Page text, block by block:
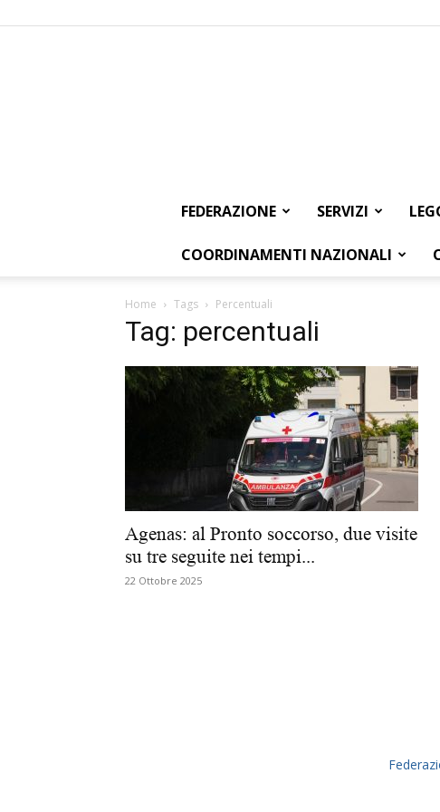
FEDERAZIONE SERVIZI
COORDINAMENTI NAZIONALI
Home Tags Percentuali
Tag: percentuali
Agenas: al Pronto soccorso, due visite
su tre seguite nei tempi...
22 Ottobre 2025